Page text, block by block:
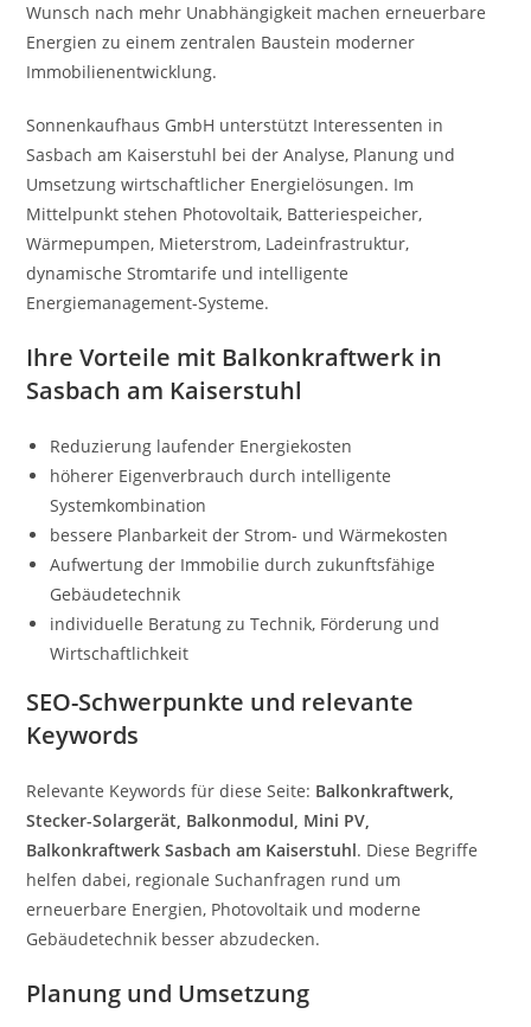
Wunsch nach mehr Unabhängigkeit machen erneuerbare
Energien zu einem zentralen Baustein moderner
Immobilienentwicklung.
Sonnenkaufhaus GmbH unterstützt Interessenten in
Sasbach am Kaiserstuhl bei der Analyse, Planung und
Umsetzung wirtschaftlicher Energielösungen. Im
Mittelpunkt stehen Photovoltaik, Batteriespeicher,
Wärmepumpen, Mieterstrom, Ladeinfrastruktur,
dynamische Stromtarife und intelligente
Energiemanagement-Systeme.
Ihre Vorteile mit Balkonkraftwerk in
Sasbach am Kaiserstuhl
Reduzierung laufender Energiekosten
höherer Eigenverbrauch durch intelligente
Systemkombination
bessere Planbarkeit der Strom- und Wärmekosten
Aufwertung der Immobilie durch zukunftsfähige
Gebäudetechnik
individuelle Beratung zu Technik, Förderung und
Wirtschaftlichkeit
SEO-Schwerpunkte und relevante
Keywords
Relevante Keywords für diese Seite: Balkonkraftwerk,
Stecker-Solargerät, Balkonmodul, Mini PV,
Balkonkraftwerk Sasbach am Kaiserstuhl. Diese Begriffe
helfen dabei, regionale Suchanfragen rund um
erneuerbare Energien, Photovoltaik und moderne
Gebäudetechnik besser abzudecken.
Planung und Umsetzung